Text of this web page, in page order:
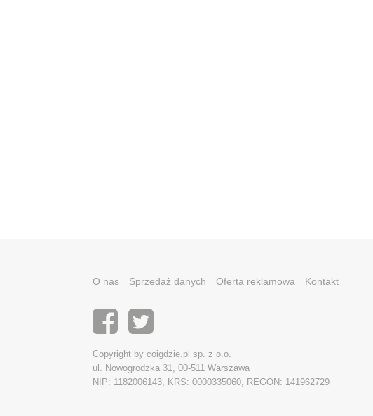
O nas Sprzedaż danych Oferta reklamowa Kontakt
Copyright by coigdzie.pl sp. z o.o.
ul. Nowogrodzka 31, 00-511 Warszawa
NIP: 1182006143, KRS: 0000335060, REGON: 141962729